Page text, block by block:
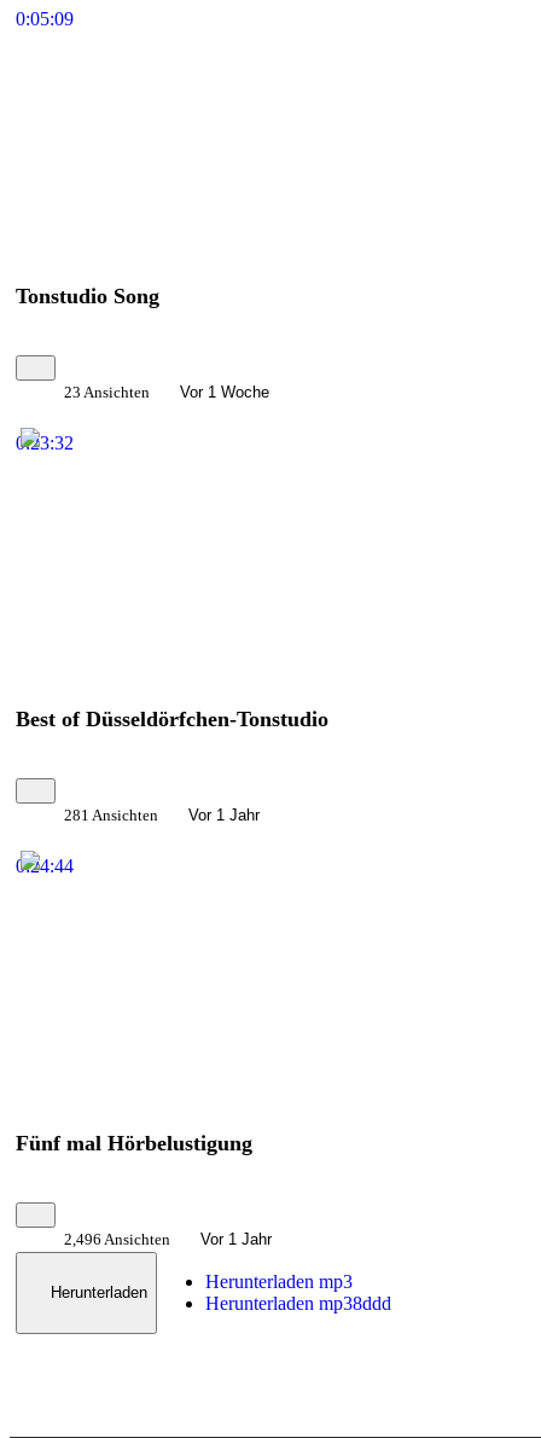
0:05:09
Tonstudio Song
23 Ansichten Vor 1 Woche
0:23:32
Best of Düsseldörfchen-Tonstudio
281 Ansichten Vor 1 Jahr
0:24:44
Fünf mal Hörbelustigung
2,496 Ansichten Vor 1 Jahr
Herunterladen
Herunterladen mp3
Herunterladen mp38ddd